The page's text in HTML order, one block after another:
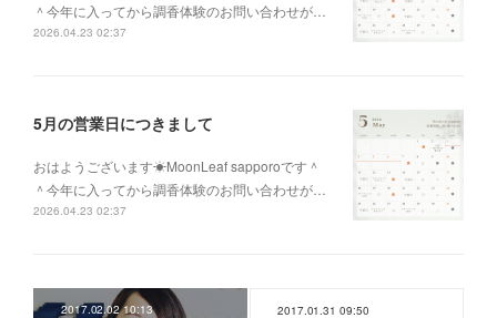
＾今年に入ってから調香体験のお問い合わせが…
2026.04.23 02:37
5月の営業日につきまして
おはようございます☀MoonLeaf sapporoです＾
＾今年に入ってから調香体験のお問い合わせが…
2026.04.23 02:37
2017.02.02 10:13 2017.01.31 09:50